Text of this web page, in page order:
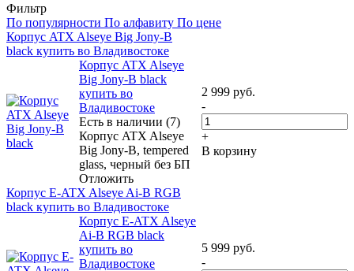
Фильтр
По популярности По алфавиту По цене
Корпус ATX Alseye Big Jony-B
black купить во Владивостоке
Корпус ATX Alseye
Big Jony-B black
купить во
Владивостоке
Есть в наличии (7)
Корпус ATX Alseye
Big Jony-B, tempered
glass, черный без БП
Отложить
2 999 руб.
-
+
В корзину
Корпус E-ATX Alseye Ai-B RGB
black купить во Владивостоке
Корпус E-ATX Alseye
Ai-B RGB black
купить во
Владивостоке
5 999 руб.
-